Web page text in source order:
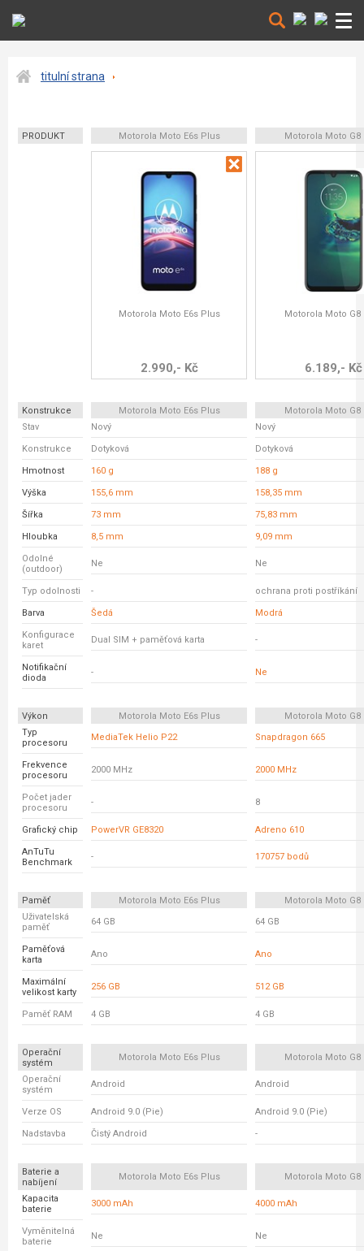
titulní strana
PRODUKT Motorola Moto E6s Plus Motorola Moto G8
Motorola Moto E6s Plus
2.990,- Kč
Motorola Moto G8
6.189,- Kč
Konstrukce Motorola Moto E6s Plus
Motorola Moto G8
Stav
Nový Nový
Konstrukce Dotyková Dotyková
Hmotnost 160 g 188 g
Výška 155,6 mm 158,35 mm
Šířka 73 mm 75,83 mm
Hloubka 8,5 mm 9,09 mm
Odolné
(outdoor)
Ne Ne
Typ odolnosti - ochrana proti postříkání
Barva Šedá Modrá
Konfigurace
karet
Dual SIM + paměťová karta -
Notifikační
dioda
- Ne
Výkon Motorola Moto E6s Plus
Motorola Moto G8
Typ
procesoru
MediaTek Helio P22 Snapdragon 665
Frekvence
procesoru
2000 MHz 2000 MHz
Počet jader
procesoru
- 8
Grafický chip PowerVR GE8320 Adreno 610
AnTuTu
Benchmark
- 170757 bodů
Paměť Motorola Moto E6s Plus
Motorola Moto G8
Uživatelská
paměť
64 GB 64 GB
Paměťová
karta
Ano Ano
Maximální
velikost karty
256 GB 512 GB
Paměť RAM 4 GB 4 GB
Operační
systém
Motorola Moto E6s Plus Motorola Moto G8
Operační
systém
Android Android
Verze OS Android 9.0 (Pie) Android 9.0 (Pie)
Nadstavba Čistý Android -
Baterie a
nabíjení
Motorola Moto E6s Plus Motorola Moto G8
Kapacita
baterie
3000 mAh 4000 mAh
Vyměnitelná
baterie
Ne Ne